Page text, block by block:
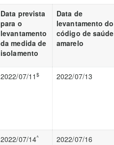
Data prevista
para o
levantamento
da medida de
isolamento
Data de
levantamento do
código de saúde
amarelo
2022/07/11 $ 2022/07/13
2022/07/14^ 2022/07/16